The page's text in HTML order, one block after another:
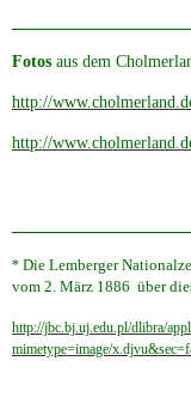
Fotos aus dem
http://
http://
* Die Lemberger
vom 2. März 1886 über
http://jbc.bj.uj.edu.pl/dlibra/
mimetype=image/